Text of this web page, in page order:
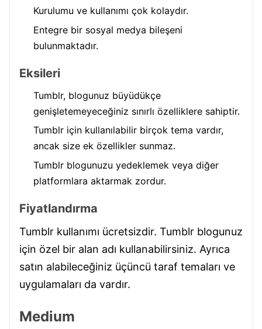
Kurulumu ve kullanımı çok kolaydır.
Entegre bir sosyal medya bileşeni
bulunmaktadır.
Eksileri
Tumblr, blogunuz büyüdükçe
genişletemeyeceğiniz sınırlı özelliklere sahiptir.
Tumblr için kullanılabilir birçok tema vardır,
ancak size ek özellikler sunmaz.
Tumblr blogunuzu yedeklemek veya diğer
platformlara aktarmak zordur.
Fiyatlandırma
Tumblr kullanımı ücretsizdir. Tumblr blogunuz
için özel bir alan adı kullanabilirsiniz. Ayrıca
satın alabileceğiniz üçüncü taraf temaları ve
uygulamaları da vardır.
Medium